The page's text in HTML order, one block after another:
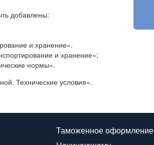
добавлены:
и хранение».
и хранение»;
нормы».
Технические условия».
Таможенное оформление